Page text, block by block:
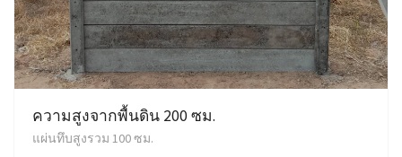
ความสูงจากพื้นดิน 200 ซม.
แผ่นทึบสูงรวม 100 ซม.